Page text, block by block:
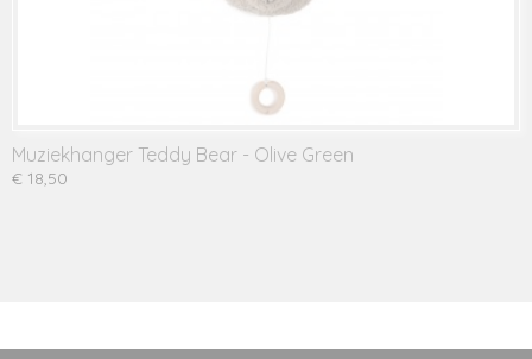
Muziekhanger Teddy Bear - Olive Green
€ 18,50